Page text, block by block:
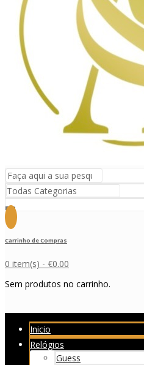
Carrinho de Compras
0 item(s) - €0.00
Sem produtos no carrinho.
Inicio
Relógios
Guess